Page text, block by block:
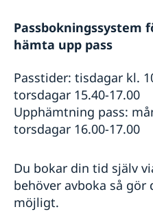
Legaliseringar
Körkort
Om olyckan är framme –
SOS-International, Euro-
Assistance
Reseinformation
Aktuella händelser
Inresa till Sydkorea från
Giltighetstid pass för
Råd och
SOS-International,
Euro-Center & Gouda
Service för svenska
Passbokningssystem
hämta upp pass
Passtider: tisdagar kl.
torsdagar 15.40-17.00
Upphämtning pass:
torsdagar 16.00-17.00
Du bokar din tid själv
behöver avboka så
möjligt.